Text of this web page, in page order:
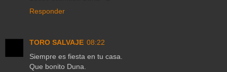
Responder
TORO SALVAJE 08:22
Siempre es fiesta en tu casa.
Que bonito Duna.